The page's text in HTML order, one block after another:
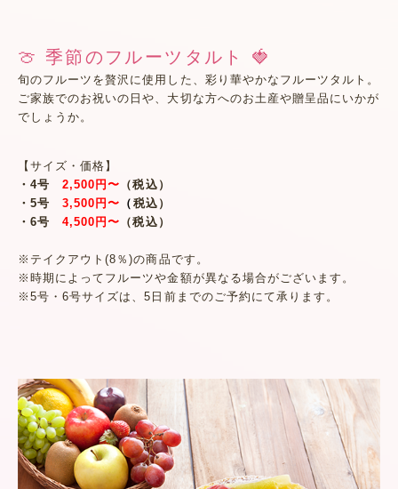
🍈 季節のフルーツタルト 🍓
旬のフルーツを贅沢に使用した、彩り華やかなフルーツタルト。
ご家族でのお祝いの日や、大切な方へのお土産や贈呈品にいかが
でしょうか。
【サイズ・価格】
・4号2,500円〜 （税込）
・5号3,500円〜 （ 税込）
・6号4,500円〜 （税込）
※テイクアウト(8％)の商品です。
※時期によってフルーツや金額が異なる場合がございます。
※5号・6号サイズは、5日前までのご予約にて承ります。